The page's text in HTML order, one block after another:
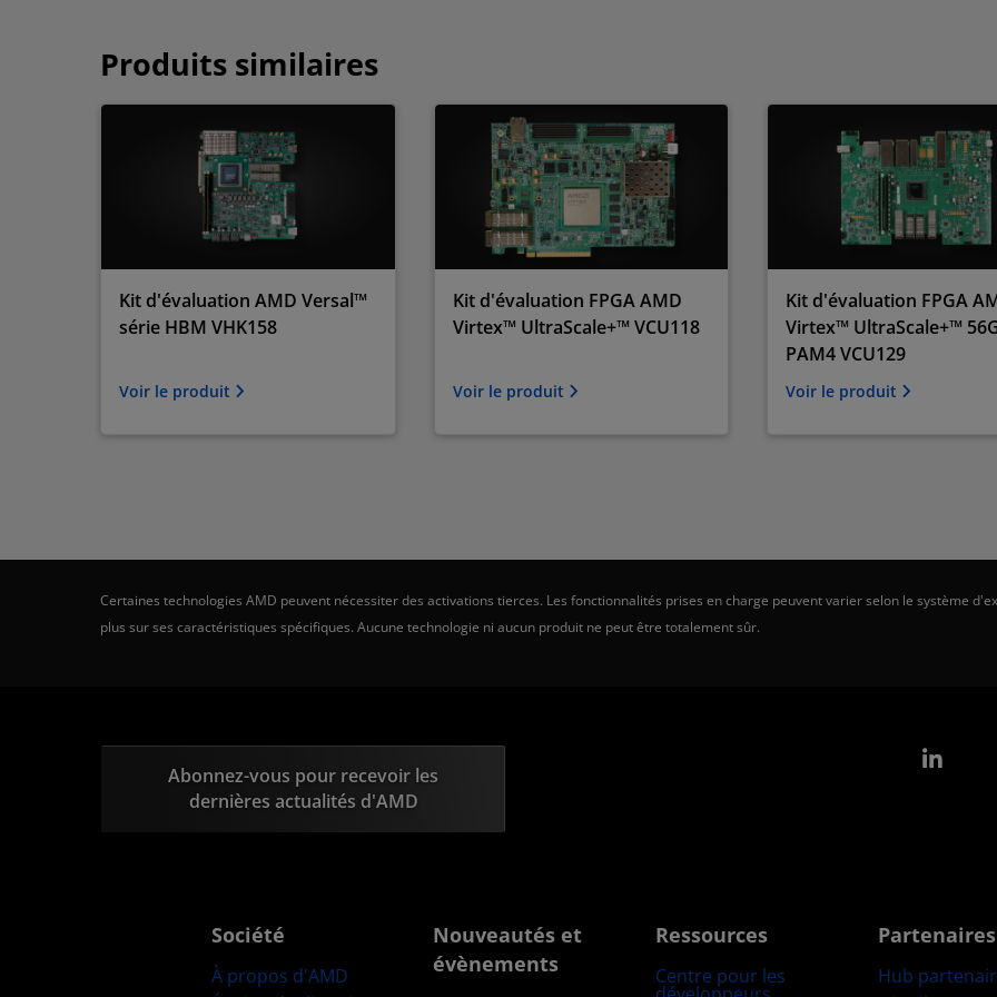
Produits similaires
Kit d'évaluation AMD Versal™
série HBM VHK158
Voir le produit
Kit d'évaluation FPGA AMD
Virtex™ UltraScale+™ VCU118
Voir le produit
Kit d'évaluation FPGA
Virtex™ UltraScale+™
PAM4 VCU129
Voir le produit
Certaines technologies AMD peuvent nécessiter des activations tierces. Les fonctionnalités prises en charge peuvent varier selon le système
plus sur ses caractéristiques spécifiques. Aucune technologie ni aucun produit ne peut être totalement sûr.
Abonnez-vous pour recevoir les
dernières actualités d'AMD
Société
À propos d'AMD
Nouveautés et
évènements
Ressources
Centre pour les
Partenaires
Hub